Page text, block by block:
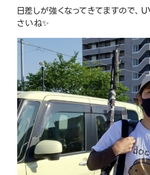
日差しが強くなってきてますので、
さいね✨